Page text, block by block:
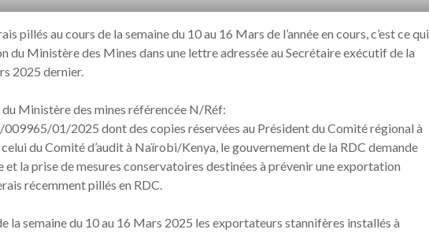
pillés au cours de la semaine du 10 au 16 Mars de l’année en cours, c’est ce qui
du Ministère des Mines dans une lettre adressée au Secrétaire exécutif de la
2025 dernier.
Ministère des mines référencée N/Réf:
01/2025 dont des copies réservées au Président du Comité régional à
du Comité d’audit à Naïrobi/Kenya, le gouvernement de la RDC demande
et la prise de mesures conservatoires destinées à prévenir une exportation
récemment pillés en RDC.
la semaine du 10 au 16 Mars 2025 les exportateurs stannifères installés à